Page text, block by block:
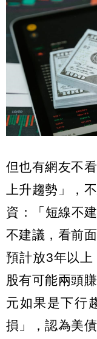
但也有網友不
上升趨勢」，
資：「短線不
不建議，看前
預計放3年以
股有可能兩頭
元如果是下行
損」，認為美